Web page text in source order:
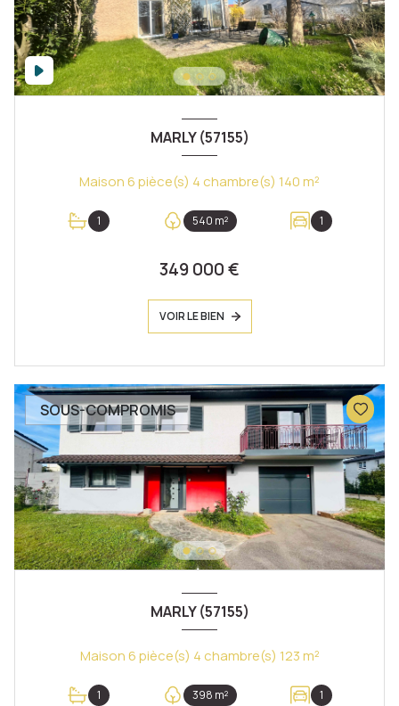
MARLY (57155)
Maison 6 pièce(s) 4 chambre(s) 140 m²
1 540 m² 1
349 000 €
VOIR LE BIEN
SOUS-COMPROMIS
MARLY (57155)
Maison 6 pièce(s) 4 chambre(s) 123 m²
1 398 m² 1